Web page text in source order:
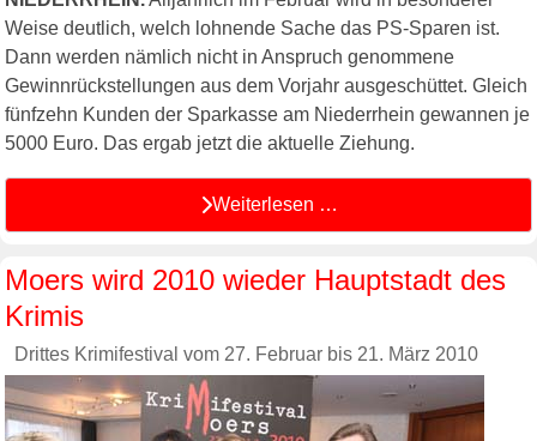
Weise deutlich, welch lohnende Sache das PS-Sparen ist.
Dann werden nämlich nicht in Anspruch genommene
Gewinnrückstellungen aus dem Vorjahr ausgeschüttet. Gleich
fünfzehn Kunden der Sparkasse am Niederrhein gewannen je
5000 Euro. Das ergab jetzt die aktuelle Ziehung.
Weiterlesen …
Moers wird 2010 wieder Hauptstadt des
Krimis
Drittes Krimifestival vom 27. Februar bis 21. März 2010